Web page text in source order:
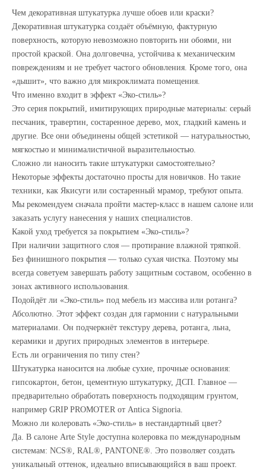
Чем декоративная штукатурка лучше обоев или краски?
Декоративная штукатурка создаёт объёмную, фактурную
поверхность, которую невозможно повторить ни обоями, ни
простой краской. Она долговечна, устойчива к механическим
повреждениям и не требует частого обновления. Кроме того, она
«дышит», что важно для микроклимата помещения.
Что именно входит в эффект «Эко-стиль»?
Это серия покрытий, имитирующих природные материалы: серый
песчаник, травертин, состаренное дерево, мох, гладкий камень и
другие. Все они объединены общей эстетикой — натуральностью,
мягкостью и минималистичной выразительностью.
Сложно ли наносить такие штукатурки самостоятельно?
Некоторые эффекты достаточно просты для новичков. Но такие
техники, как Якисуги или состаренный мрамор, требуют опыта.
Мы рекомендуем сначала пройти мастер-класс в нашем салоне или
заказать услугу нанесения у наших специалистов.
Какой уход требуется за покрытием «Эко-стиль»?
При наличии защитного слоя — протирание влажной тряпкой.
Без финишного покрытия — только сухая чистка. Поэтому мы
всегда советуем завершать работу защитным составом, особенно в
зонах активного использования.
Подойдёт ли «Эко-стиль» под мебель из массива или ротанга?
Абсолютно. Этот эффект создан для гармонии с натуральными
материалами. Он подчеркнёт текстуру дерева, ротанга, льна,
керамики и других природных элементов в интерьере.
Есть ли ограничения по типу стен?
Штукатурка наносится на любые сухие, прочные основания:
гипсокартон, бетон, цементную штукатурку, ДСП. Главное —
предварительно обработать поверхность подходящим грунтом,
например GRIP PROMOTER от Antica Signoria.
Можно ли колеровать «Эко-стиль» в нестандартный цвет?
Да. В салоне Arte Style доступна колеровка по международным
системам: NCS®, RAL®, PANTONE®. Это позволяет создать
уникальный оттенок, идеально вписывающийся в ваш проект.